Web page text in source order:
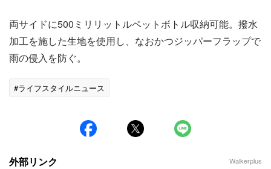
両サイドに500ミリリットルペットボトル収納可能。撥水
加工を施した生地を使用し、なおかつジッパーフラップで
雨の侵入を防ぐ。
#ライフスタイルニュース
外部リンク Walkerplus